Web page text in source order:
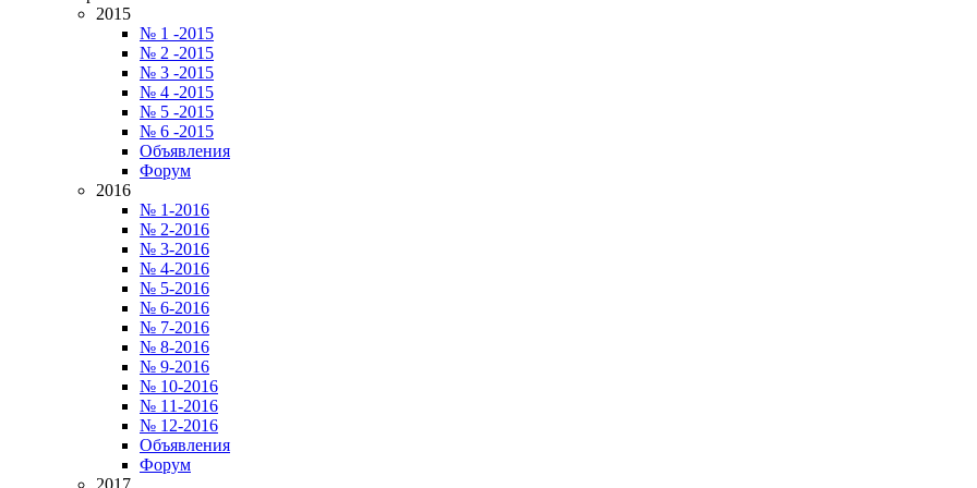
2015
№ 1 -2015
№ 2 -2015
№ 3 -2015
№ 4 -2015
№ 5 -2015
№ 6 -2015
Объявления
Форум
2016
№ 1-2016
№ 2-2016
№ 3-2016
№ 4-2016
№ 5-2016
№ 6-2016
№ 7-2016
№ 8-2016
№ 9-2016
№ 10-2016
№ 11-2016
№ 12-2016
Объявления
Форум
2017